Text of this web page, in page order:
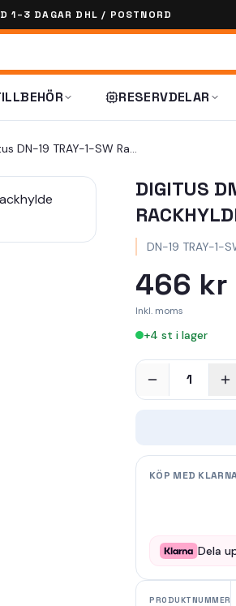
1–3 DAGAR DHL / POSTNORD
RESERVDELAR
Digitus DN-19 TRAY-1-SW Rackhylde svart
DIGITUS
DN-19 TRAY-1-
466 kr
Inkl. moms
+4 st i lager
1
KÖP MED
Dela
PRODUKTNUMMER